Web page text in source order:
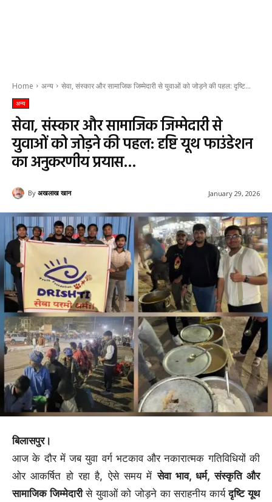
Home अन्य सेवा, संस्कार और सामाजिक जिम्मेदारी से युवाओं को जोड़ने की पहल: दृष्टि...
अन्य
सेवा, संस्कार और सामाजिक जिम्मेदारी से
युवाओं को जोड़ने की पहल: दृष्टि यूथ फाउंडेशन
का अनुकरणीय प्रयास…
By अखलाख खान January 29, 2026
बिलासपुर।
आज के दौर में जब युवा वर्ग भटकाव और नकारात्मक गतिविधियों की
ओर आकर्षित हो रहा है, ऐसे समय मेंसेवा भाव, धर्म, संस्कृति और
सामाजिक जिम्मेदारीसे युवाओं को जोड़ने का सराहनीय कार्यदृष्टि यूथ